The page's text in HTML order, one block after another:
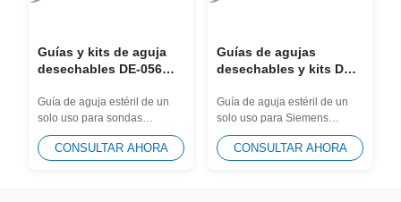
Guías y kits de aguja
desechables DE-056
EV2-11H, EC2-11H
Guía de aguja estéril de un
solo uso para sondas
Alpinion EV2-11H, EC2-11H.
Diseñado para...
CONSULTAR AHORA
Guías de agujas
desechables y kits DE-
Siemens 10MC3
Guía de aguja estéril de un
solo uso para Siemens
10MC3. Diseñado para
eliminar la contaminación...
CONSULTAR AHORA